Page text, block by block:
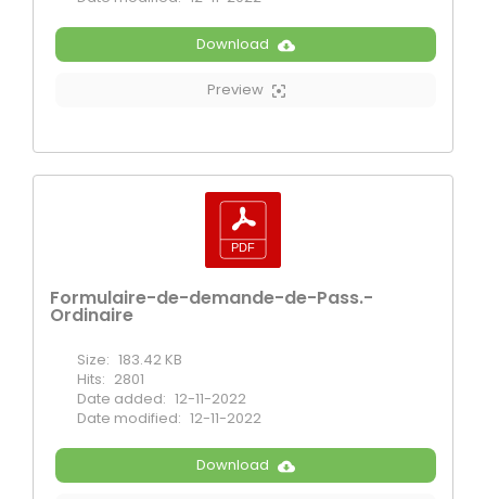
Download
Preview
Formulaire-de-demande-de-Pass.-
Ordinaire
Size: 183.42 KB
Hits: 2801
Date added: 12-11-2022
Date modified: 12-11-2022
Download